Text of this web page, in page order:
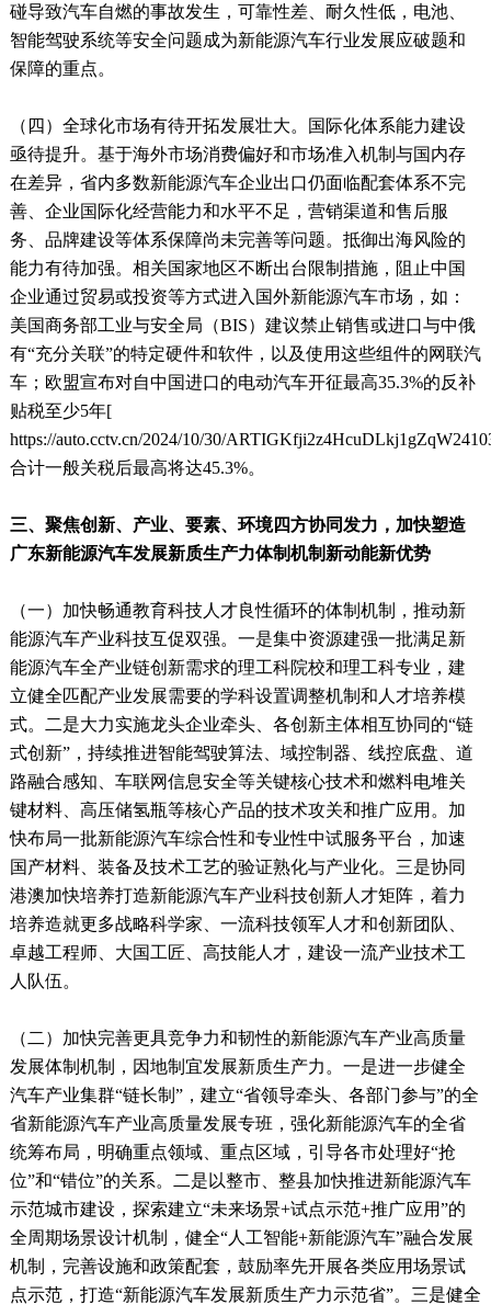
碰导致汽车自燃的事故发生，可靠性差、耐久性低，电池、
智能驾驶系统等安全问题成为新能源汽车行业发展应破题和
保障的重点。
（四）全球化市场有待开拓发展壮大。国际化体系能力建设
亟待提升。基于海外市场消费偏好和市场准入机制与国内存
在差异，省内多数新能源汽车企业出口仍面临配套体系不完
善、企业国际化经营能力和水平不足，营销渠道和售后服
务、品牌建设等体系保障尚未完善等问题。抵御出海风险的
能力有待加强。相关国家地区不断出台限制措施，阻止中国
企业通过贸易或投资等方式进入国外新能源汽车市场，如：
美国商务部工业与安全局（BIS）建议禁止销售或进口与中俄
有“充分关联”的特定硬件和软件，以及使用这些组件的网联汽
车；欧盟宣布对自中国进口的电动汽车开征最高35.3%的反补
贴税至少5年[
https://auto.cctv.cn/2024/10/30/
合计一般关税后最高将达45.3%。
三、聚焦创新、产业、要素、环境四方协同发力，加快塑造
广东新能源汽车发展新质生产力体制机制新动能新优势
（一）加快畅通教育科技人才良性循环的体制机制，推动新
能源汽车产业科技互促双强。一是集中资源建强一批满足新
能源汽车全产业链创新需求的理工科院校和理工科专业，建
立健全匹配产业发展需要的学科设置调整机制和人才培养模
式。二是大力实施龙头企业牵头、各创新主体相互协同的“链
式创新”，持续推进智能驾驶算法、域控制器、线控底盘、道
路融合感知、车联网信息安全等关键核心技术和燃料电堆关
键材料、高压储氢瓶等核心产品的技术攻关和推广应用。加
快布局一批新能源汽车综合性和专业性中试服务平台，加速
国产材料、装备及技术工艺的验证熟化与产业化。三是协同
港澳加快培养打造新能源汽车产业科技创新人才矩阵，着力
培养造就更多战略科学家、一流科技领军人才和创新团队、
卓越工程师、大国工匠、高技能人才，建设一流产业技术工
人队伍。
（二）加快完善更具竞争力和韧性的新能源汽车产业高质量
发展体制机制，因地制宜发展新质生产力。一是进一步健全
汽车产业集群“链长制”，建立“省领导牵头、各部门参与”的全
省新能源汽车产业高质量发展专班，强化新能源汽车的全省
统筹布局，明确重点领域、重点区域，引导各市处理好“抢
位”和“错位”的关系。二是以整市、整县加快推进新能源汽车
示范城市建设，探索建立“未来场景+试点示范+推广应用”的
全周期场景设计机制，健全“人工智能+新能源汽车”融合发展
机制，完善设施和政策配套，鼓励率先开展各类应用场景试
点示范，打造“新能源汽车发展新质生产力示范省”。三是健全